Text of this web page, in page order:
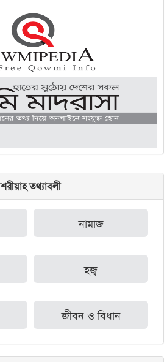
কুরআনিয়া লালবাগ ঢাকা
শরীয়াহ তথ্যাবলী
নামাজ
হজ্ব
জীবন ও বিধান